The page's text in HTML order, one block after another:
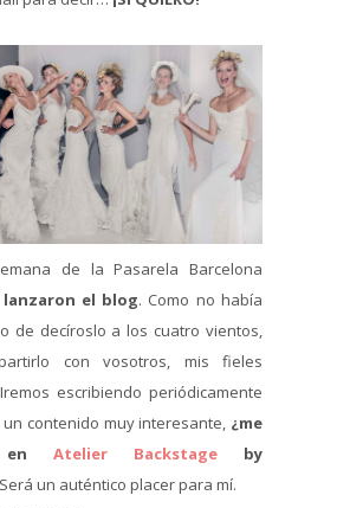
de la Pasarela Barcelona
lanzaron el blog. Como no había
de decíroslo a los cuatro vientos,
con vosotros, mis fieles
escribiendo periódicamente
contenido muy interesante, ¿me
en Atelier Backstage by
Será un auténtico placer para mí.